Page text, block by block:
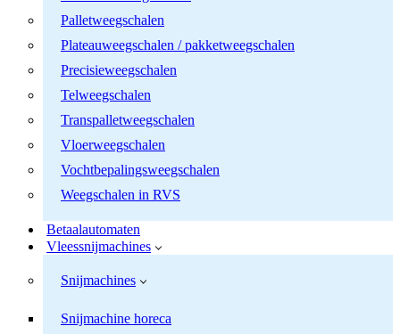
Palletweegschalen
Plateauweegschalen / pakketweegschalen
Precisieweegschalen
Telweegschalen
Transpalletweegschalen
Vloerweegschalen
Vochtbepalingsweegschalen
Weegschalen in RVS
Betaalautomaten
Vleessnijmachines
Snijmachines
Snijmachine horeca